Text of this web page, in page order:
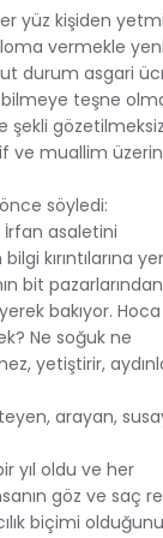
yüz kişiden
vermekle
durum asgari
teşne
şekli
ve muallim
söyledi:
İrfan asaletini
kırıntılarına
bit pazarlarından
bakıyor.
Ne soğuk ne
yetiştirir,
arayan,
yıl oldu ve her
göz ve saç
biçimi olduğunu